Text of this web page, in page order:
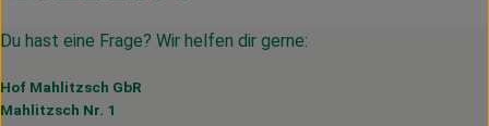
Du hast eine Frage? Wir helfen dir gerne:
Hof Mahlitzsch GbR
Mahlitzsch Nr. 1